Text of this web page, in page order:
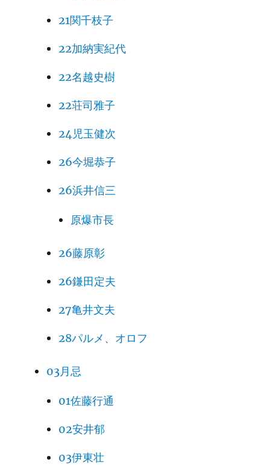
21関千枝子
22加納実紀代
22名越史樹
22荘司雅子
24児玉健次
26今堀恭子
26浜井信三
原爆市長
26藤原彰
26鎌田定夫
27亀井文夫
28パルメ、オロフ
03月忌
01佐藤行通
02安井郁
03伊東壮